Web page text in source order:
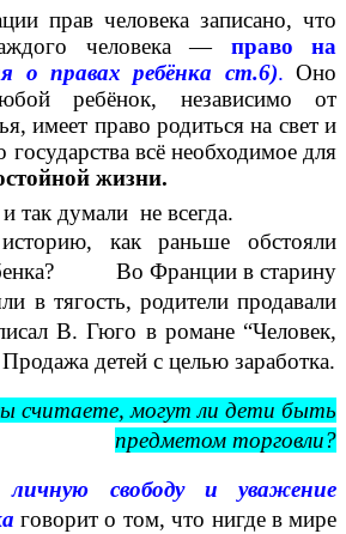
прав человека записано, что
человека — право на
о правах ребёнка ст.6). Оно
ребёнок, независимо от
имеет право родиться на свет и
государства всё необходимое для
жизни.
так думали не всегда.
как раньше обстояли
Во Франции в старину
в тягость, родители продавали
В. Гюго в романе “Человек,
детей с целью заработка.
считаете, могут ли дети быть
предметом торговли?
свободу и уважение
говорит о том, что нигде в мире